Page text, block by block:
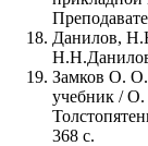
Данилов,
Замков О. О.
учебник /
368 с.